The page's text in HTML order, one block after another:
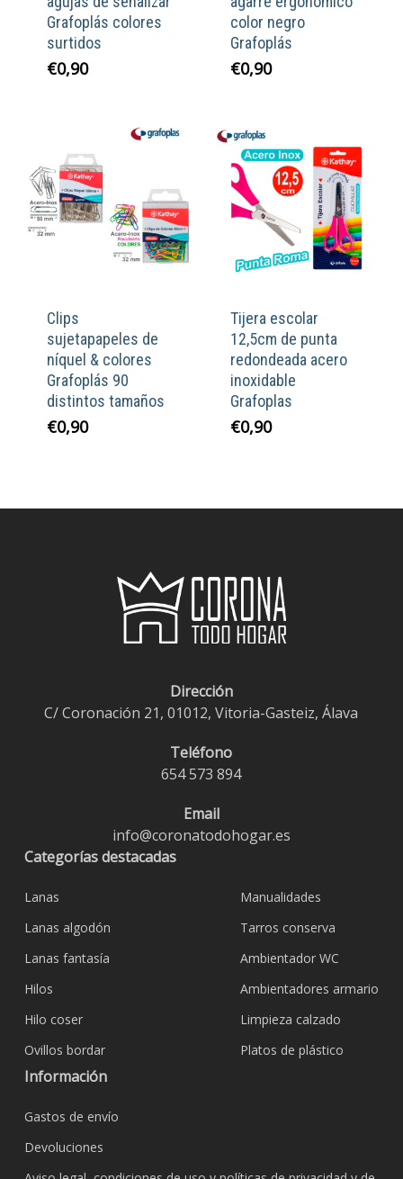
Grafoplás colores
surtidos
€0,90
color negro
Grafoplás
€0,90
Clips
sujetapapeles de
níquel & colores
Grafoplás 90
distintos tamaños
€0,90
Tijera escolar
12,5cm de punta
redondeada acero
inoxidable
Grafoplas
€0,90
Dirección
C/ Coronación 21, 01012, Vitoria-Gasteiz, Álava
Teléfono
654 573 894
Email
info@coronatodohogar.es
Categorías destacadas
Lanas
Lanas algodón
Lanas fantasía
Hilos
Hilo coser
Ovillos bordar
Manualidades
Tarros conserva
Ambientador WC
Ambientadores armario
Limpieza calzado
Platos de plástico
Información
Gastos de envío
Devoluciones